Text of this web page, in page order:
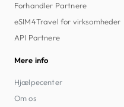
Forhandler Partnere
eSIM4Travel for virksomheder
API Partnere
Mere info
Hjælpecenter
Om os